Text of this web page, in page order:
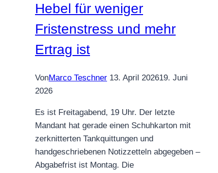
Hebel für weniger
Fristenstress und mehr
Ertrag ist
VonMarco Teschner 13. April 202619. Juni
2026
Es ist Freitagabend, 19 Uhr. Der letzte
Mandant hat gerade einen Schuhkarton mit
zerknitterten Tankquittungen und
handgeschriebenen Notizzetteln abgegeben –
Abgabefrist ist Montag. Die